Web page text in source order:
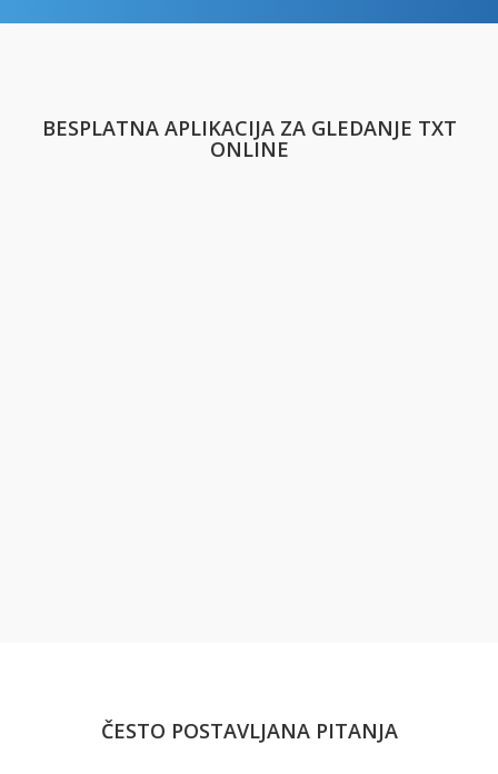
BESPLATNA APLIKACIJA ZA GLEDANJE TXT
ONLINE
ČESTO POSTAVLJANA PITANJA